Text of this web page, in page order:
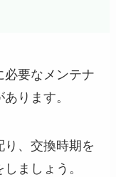
必要なメンテナ
ります。
り、交換時期を
ましょう。